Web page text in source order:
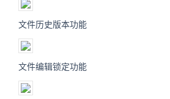
文件历史版本功能
文件编辑锁定功能